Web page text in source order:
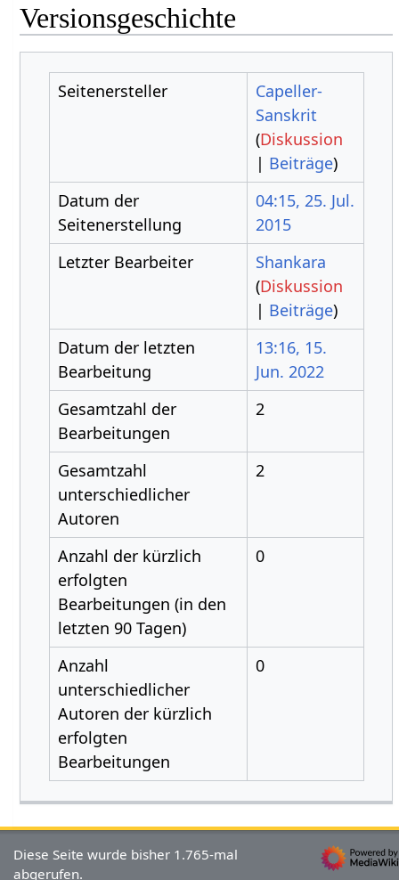
Versionsgeschichte
Seitenersteller
Capeller-
Sanskrit
(Diskussion
| Beiträge)
Datum der
Seitenerstellung
04:15, 25. Jul.
2015
Letzter Bearbeiter
Shankara
(Diskussion
| Beiträge)
Datum der letzten
Bearbeitung
13:16, 15.
Jun. 2022
Gesamtzahl der
Bearbeitungen
2
Gesamtzahl
unterschiedlicher
Autoren
2
Anzahl der kürzlich
erfolgten
Bearbeitungen (in den
letzten 90 Tagen)
0
Anzahl
unterschiedlicher
Autoren der kürzlich
erfolgten
Bearbeitungen
0
Diese Seite wurde bisher 1.765-mal
abgerufen.